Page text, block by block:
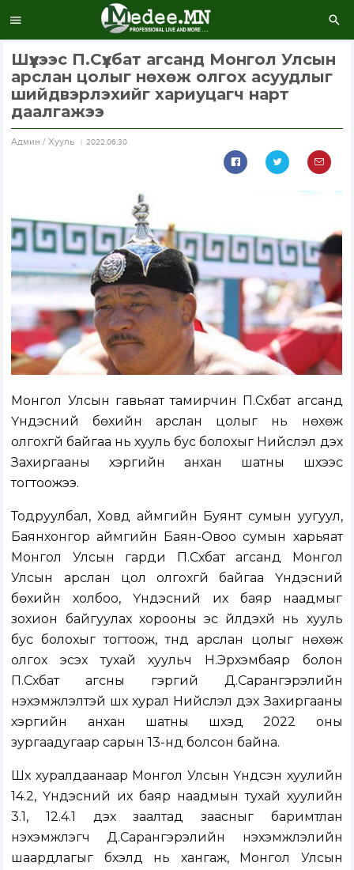
Шүүхээс П.Сүхбат агсанд Монгол Улсын
арслан цолыг нөхөж олгох асуудлыг
шийдвэрлэхийг хариуцагч нарт
даалгажээ
Aдмин / Хууль 2022.06.30
Монгол Улсын гавьяат тамирчин П.Сүхбат агсанд
Үндэсний бөхийн арслан цолыг нь нөхөж
олгохгүй байгаа нь хууль бус болохыг Нийслэл дэх
Захиргааны хэргийн анхан шатны шүүхээс
тогтоожээ.
Тодруулбал, Ховд аймгийн Буянт сумын уугуул,
Баянхонгор аймгийн Баян-Овоо сумын харьяат
Монгол Улсын гарди П.Сүхбат агсанд Монгол
Улсын арслан цол олгохгүй байгаа Үндэсний
бөхийн холбоо, Үндэсний их баяр наадмыг
зохион байгуулах хорооны эс үйлдэхүй нь хууль
бус болохыг тогтоож, түүнд арслан цолыг нөхөж
олгох эсэх тухай хуульч Н.Эрхэмбаяр болон
П.Сүхбат агсны гэргий Д.Сарангэрэлийн
нэхэмжлэлтэй шүүх хурал Нийслэл дэх Захиргааны
хэргийн анхан шатны шүүхэд 2022 оны
зургаадугаар сарын 13-нд болсон байна.
Шүүх хуралдаанаар Монгол Улсын Үндсэн хуулийн
14.2, Үндэсний их баяр наадмын тухай хуулийн
3.1, 12.4.1 дэх заалтад заасныг баримтлан
нэхэмжлэгч Д.Сарангэрэлийн нэхэмжлэлийн
шаардлагыг бүхэлд нь хангаж, Монгол Улсын